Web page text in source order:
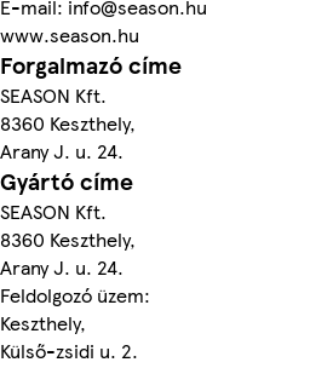
E-mail: info@season.hu
www.season.hu
Forgalmazó címe
SEASON Kft.
8360 Keszthely,
Arany J. u. 24.
Gyártó címe
SEASON Kft.
8360 Keszthely,
Arany J. u. 24.
Feldolgozó üzem:
Keszthely,
Külső-zsidi u. 2.